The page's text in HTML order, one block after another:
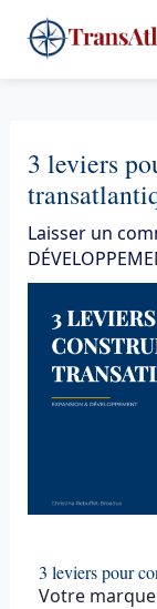
au
contenu
3 leviers
Laisser un
3 leviers pour
Votre